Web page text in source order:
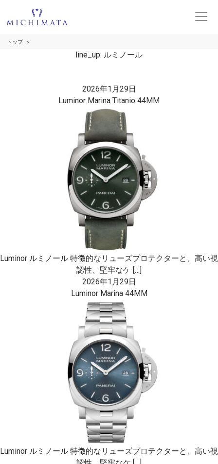
トップ
line_up: ルミノール
2026年1月29日
Luminor Marina Titanio 44MM
Luminor ルミノール 特徴的なリューズプロテクターと、高い視
認性、堅牢なケ […]
2026年1月29日
Luminor Marina 44MM
Luminor ルミノール 特徴的なリューズプロテクターと、高い視